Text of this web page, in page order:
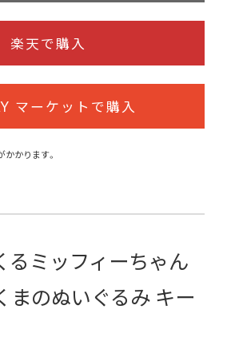
楽天で購入
マーケットで購入
かります。
るミッフィーちゃん
まのぬいぐるみ キー